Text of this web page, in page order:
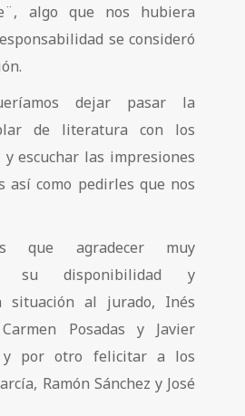
algo que nos hubiera
se consideró
dejar pasar la
de literatura con los
escuchar las impresiones
así como pedirles que nos
que agradecer muy
su disponibilidad y
situación al jurado, Inés
Carmen Posadas y Javier
por otro felicitar a los
Ramón Sánchez y José